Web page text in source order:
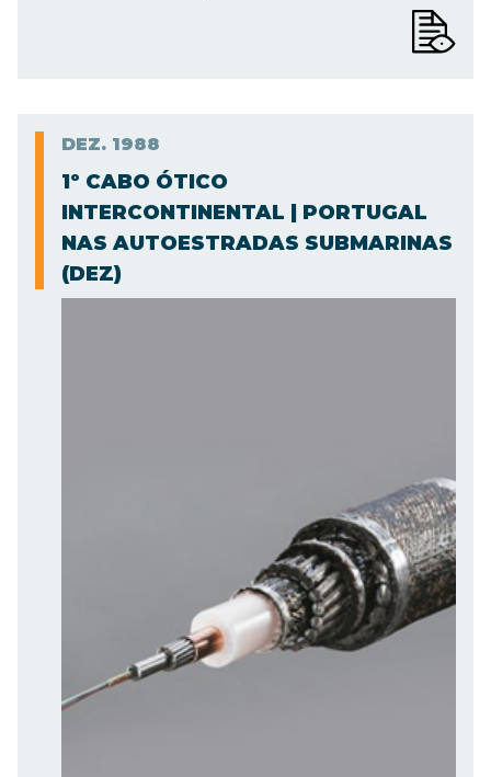
DEZ. 1988
1º CABO ÓTICO
INTERCONTINENTAL | PORTUGAL
NAS AUTOESTRADAS SUBMARINAS
(DEZ)